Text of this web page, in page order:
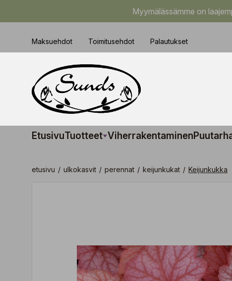
Myymälässämme on
Maksuehdot Toimitusehdot Palautukset
EtusivuTuotteet Viherrakentaminen
etusivu / ulkokasvit / perennat / keijunkukat / Keijunkukka